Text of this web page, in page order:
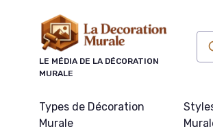
LE MÉDIA DE LA DÉCORATION
MURALE
Types de Décoration
Murale